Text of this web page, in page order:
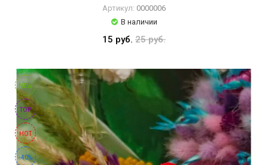
Артикул: 0000006
В наличии
15 руб. 25 руб.
NEW
TOP
HOT
-40%